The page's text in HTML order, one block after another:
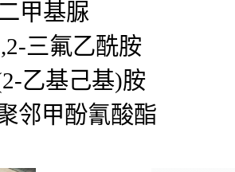
甲基脲
三氟乙酰胺
乙基己基)胺
邻甲酚氰酸酯